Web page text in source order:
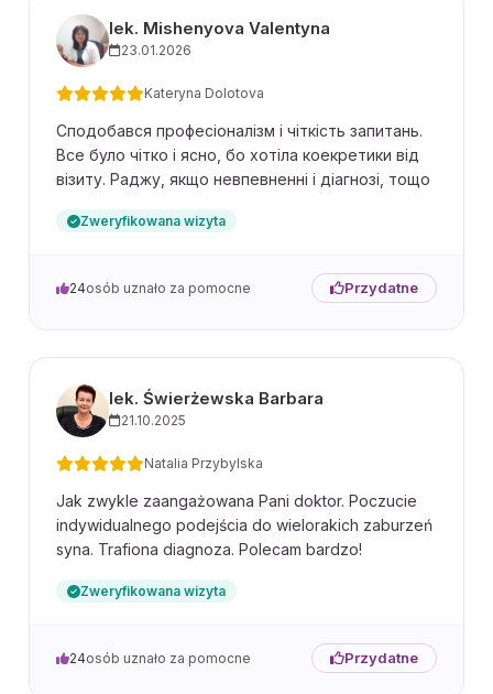
lek. Mishenyova Valentyna
23.01.2026
Kateryna Dolotova
Сподобався професіоналізм і чіткість запитань.
Все було чітко і ясно, бо хотіла коекретики від
візиту. Раджу, якщо невпевненні і діагнозі, тощо
Zweryfikowana wizyta
24osób uznało za pomocne Przydatne
lek. Świerżewska Barbara
21.10.2025
Natalia Przybylska
Jak zwykle zaangażowana Pani doktor. Poczucie
indywidualnego podejścia do wielorakich zaburzeń
syna. Trafiona diagnoza. Polecam bardzo!
Zweryfikowana wizyta
24osób uznało za pomocne Przydatne